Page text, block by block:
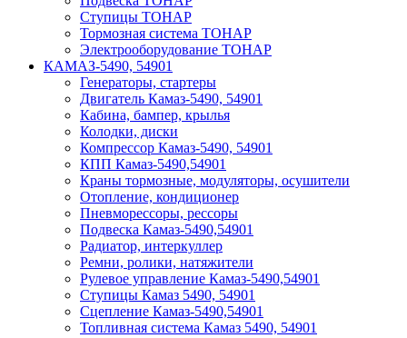
Ступицы ТОНАР
Тормозная система ТОНАР
Электрооборудование ТОНАР
КАМАЗ-5490, 54901
Генераторы, стартеры
Двигатель Камаз-5490, 54901
Кабина, бампер, крылья
Колодки, диски
Компрессор Камаз-5490, 54901
КПП Камаз-5490,54901
Краны тормозные, модуляторы, осушители
Отопление, кондиционер
Пневморессоры, рессоры
Подвеска Камаз-5490,54901
Радиатор, интеркуллер
Ремни, ролики, натяжители
Рулевое управление Камаз-5490,54901
Ступицы Камаз 5490, 54901
Сцепление Камаз-5490,54901
Топливная система Камаз 5490, 54901